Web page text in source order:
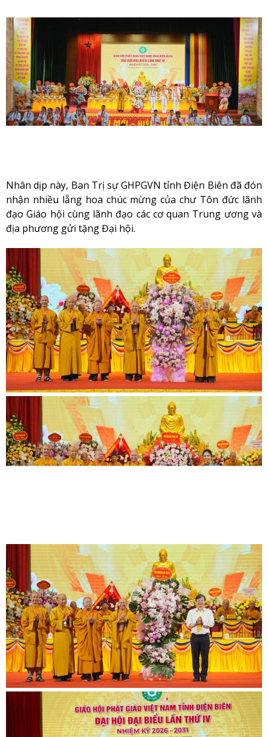
Nhân dịp này, Ban Trị sự GHPGVN tỉnh Điện Biên đã đón
nhận nhiều lẵng hoa chúc mừng của chư Tôn đức lãnh
đạo Giáo hội cùng lãnh đạo các cơ quan Trung ương và
địa phương gửi tặng Đại hội.